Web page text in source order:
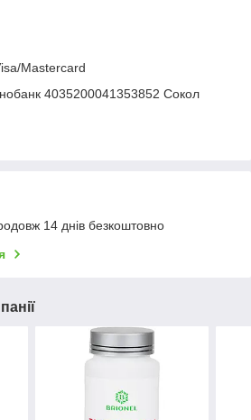
Mastercard
4035200041353852 Сокол
14 днів безкоштовно